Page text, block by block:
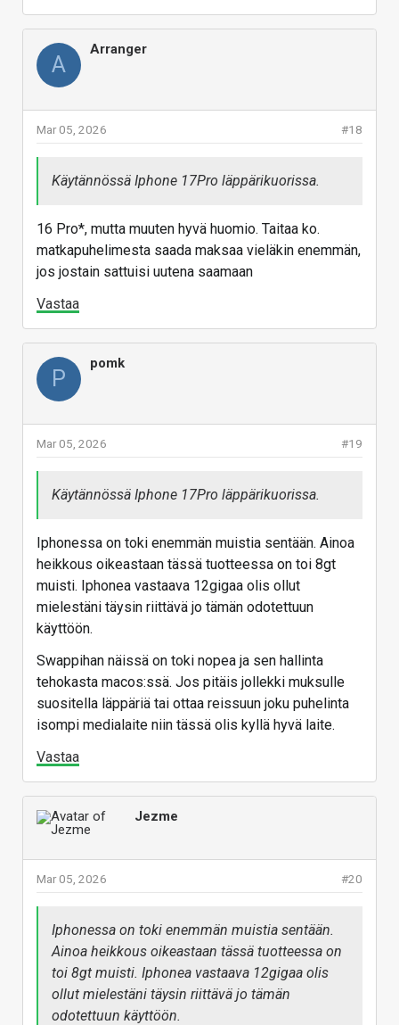
A
Arranger
#18
Mar 05, 2026
Käytännössä Iphone 17Pro läppärikuorissa.
16 Pro*, mutta muuten hyvä huomio. Taitaa ko.
matkapuhelimesta saada maksaa vieläkin enemmän,
jos jostain sattuisi uutena saamaan
Vastaa
P
pomk
#19
Mar 05, 2026
Käytännössä Iphone 17Pro läppärikuorissa.
Iphonessa on toki enemmän muistia sentään. Ainoa
heikkous oikeastaan tässä tuotteessa on toi 8gt
muisti. Iphonea vastaava 12gigaa olis ollut
mielestäni täysin riittävä jo tämän odotettuun
käyttöön.
Swappihan näissä on toki nopea ja sen hallinta
tehokasta macos:ssä. Jos pitäis jollekki muksulle
suositella läppäriä tai ottaa reissuun joku puhelinta
isompi medialaite niin tässä olis kyllä hyvä laite.
Vastaa
Jezme
#20
Mar 05, 2026
Iphonessa on toki enemmän muistia sentään.
Ainoa heikkous oikeastaan tässä tuotteessa on
toi 8gt muisti. Iphonea vastaava 12gigaa olis
ollut mielestäni täysin riittävä jo tämän
odotettuun käyttöön.